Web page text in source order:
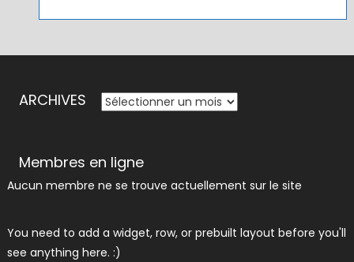
ARCHIVES ARCHIVES
Membres en ligne
Aucun membre ne se trouve actuellement sur le site
You need to add a widget, row, or prebuilt layout before you'll
see anything here. :)